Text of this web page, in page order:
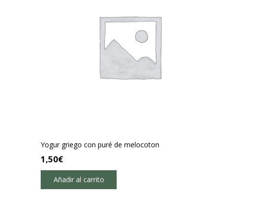
Yogur griego con puré de melocoton
1,50€
Añadir al carrito